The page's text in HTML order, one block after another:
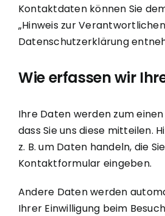
Kontaktdaten können Sie
„Hinweis zur
Datenschutzerklärung
Wie erfassen wir
Ihre Daten werden zum
dass Sie uns diese mitteilen.
z. B. um Daten handeln, die
Kontaktformular eingeben.
Andere Daten werden
Ihrer Einwilligung beim